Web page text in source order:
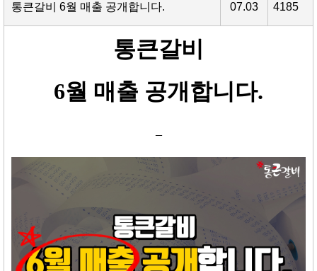
통큰갈비 6월 매출 공개합니다. 07.03 4185
통큰갈비
6월 매출 공개합니다.